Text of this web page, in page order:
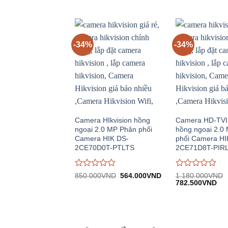
trên
5
trên
5
-34%
Camera HIkvision hồng
ngoại 2.0 MP Phân phối
Camera HIK DS-
2CE70D0T-PTLTS
Được
850.000VND Giá
564.000VNDGiá
-34%
Camera HD-
hồng ngoại 2.0
phối Camera
2CE71D8T-PIRL
Được
đánh
1.180.000VND
Giá
782.500VNDGiá